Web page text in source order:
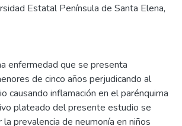
Estatal Península de Santa Elena,
enfermedad que se presenta
de cinco años perjudicando al
causando inflamación en el parénquima
plateado del presente estudio se
prevalencia de neumonía en niños